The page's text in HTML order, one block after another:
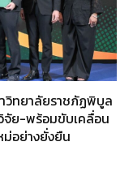
วิทยาลัยราชภัฏพิบูล
จัย-พร้อมขับเคลื่อน
อย่างยั่งยืน